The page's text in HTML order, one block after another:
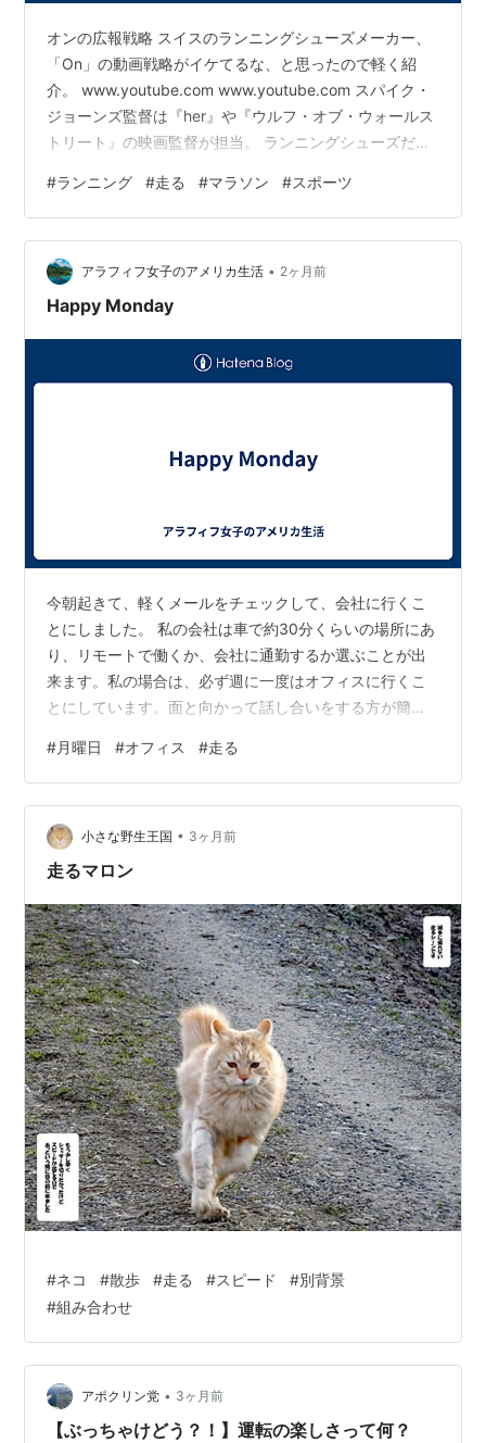
オンの広報戦略 スイスのランニングシューズメーカー、
「On」の動画戦略がイケてるな、と思ったので軽く紹
介。 www.youtube.com www.youtube.com スパイク・
ジョーンズ監督は『her』や『ウルフ・オブ・ウォールス
トリート』の映画監督が担当。 ランニングシューズだけ
位を築いたと思う。 なんか昔のUnder ArmourのCMを思
い出したり。 ・海外のアンダーアーマー×女性モデルの
CMがかっこいい ・On and FKA twigs present THE
BODY IS ART | featuring Eusexua (l…
#ランニング #走る #マラソン #スポーツ
アラフィフ女子のアメリカ生活 • 2ヶ月前
Happy Monday
今朝起きて、軽くメールをチェックして、会社に行くこ
とにしました。 私の会社は車で約30分くらいの場所にあ
り、リモートで働くか、会社に通勤するか選ぶことが出
来ます。私の場合は、必ず週に一度はオフィスに行くこ
とにしています。面と向かって話し合いをする方が簡単
手の空気を読みたい場合も、オフィスに行きます。 特に
月曜日は、週末から平日への気持ちの切り替えをしたい
のと、比較的交通渋滞も少なく、オフィスの部屋の予約
も簡単に出来るので行くことが多いです。 Happy
Mondayと他の部署の同僚がドアを開けてくれて、一日が
#月曜日 #オフィス #走る
小さな野生王国 • 3ヶ月前
走るマロン
#ネコ #散歩 #走る #スピード #別背景
#組み合わせ
アポクリン党 • 3ヶ月前
【ぶっちゃけどう？！】運転の楽しさって何？